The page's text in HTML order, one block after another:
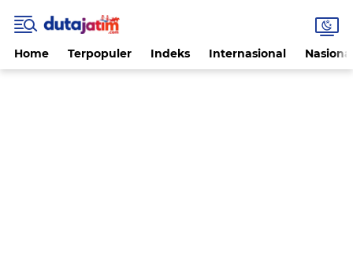
Home Terpopuler Indeks Internasional